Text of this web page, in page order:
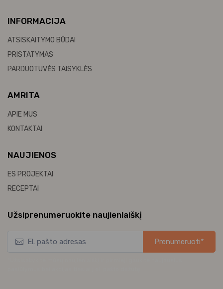
INFORMACIJA
ATSISKAITYMO BŪDAI
PRISTATYMAS
PARDUOTUVĖS TAISYKLĖS
AMRITA
APIE MUS
KONTAKTAI
NAUJIENOS
ES PROJEKTAI
RECEPTAI
Užsiprenumeruokite naujienlaiškį
Prenumeruoti*